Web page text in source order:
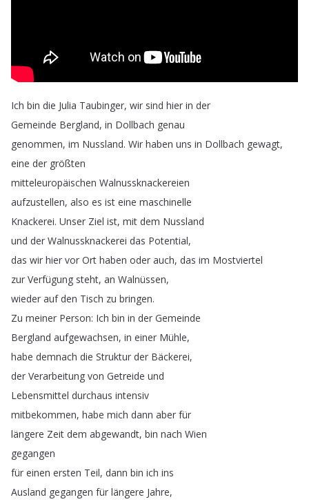
Ich bin die Julia Taubinger, wir sind hier in der
Gemeinde Bergland, in Dollbach genau
genommen, im Nussland. Wir haben uns in Dollbach gewagt,
eine der größten
mitteleuropäischen Walnussknackereien
aufzustellen, also es ist eine maschinelle
Knackerei. Unser Ziel ist, mit dem Nussland
und der Walnussknackerei das Potential,
das wir hier vor Ort haben oder auch, das im Mostviertel
zur Verfügung steht, an Walnüssen,
wieder auf den Tisch zu bringen.
Zu meiner Person: Ich bin in der Gemeinde
Bergland aufgewachsen, in einer Mühle,
habe demnach die Struktur der Bäckerei,
der Verarbeitung von Getreide und
Lebensmittel durchaus intensiv
mitbekommen, habe mich dann aber für
längere Zeit dem abgewandt, bin nach Wien
gegangen
für einen ersten Teil, dann bin ich ins
Ausland gegangen für längere Jahre,